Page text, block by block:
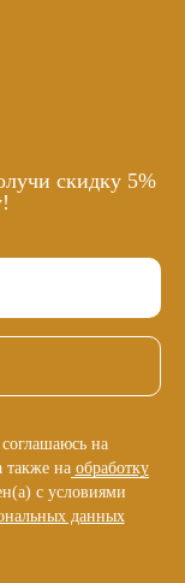
скидку 5%
на
на обработку
с условиями
данных